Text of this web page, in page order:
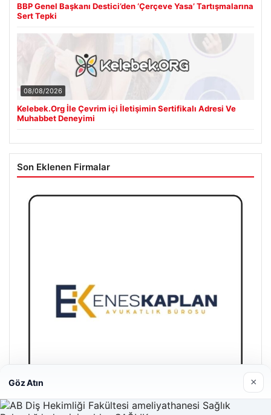
BBP Genel Başkanı Destici’den ‘Çerçeve Yasa’ Tartışmalarına
Sert Tepki
08/08/2026
Kelebek.Org İle Çevrim içi İletişimin Sertifikalı Adresi Ve
Muhabbet Deneyimi
Son Eklenen Firmalar
Göz Atın ×